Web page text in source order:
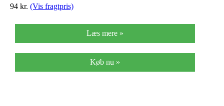
94 kr. (Vis fragtpris)
Læs mere »
Køb nu »